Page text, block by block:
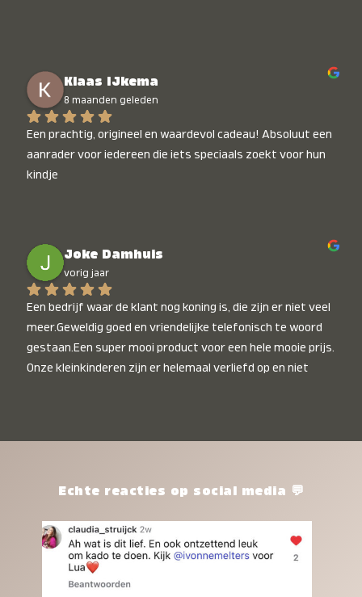
Klaas IJkema
8 maanden geleden
Een prachtig, origineel en waardevol cadeau! Absoluut een
aanrader voor iedereen die iets speciaals zoekt voor hun
kindje
Joke Damhuis
vorig jaar
Een bedrijf waar de klant nog koning is, die zijn er niet veel
meer.Geweldig goed en vriendelijke telefonisch te woord
gestaan.Een super mooi product voor een hele mooie prijs.
Onze kleinkinderen zijn er helemaal verliefd op en niet
het waard.Echte reacties op social media 💬